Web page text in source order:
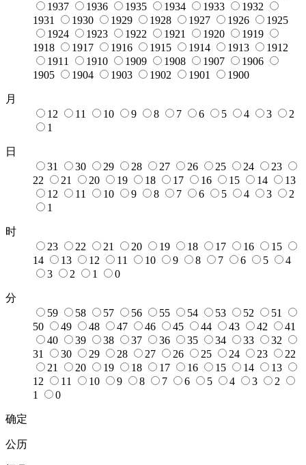
1937
1936 1935 1934 1933
1932
1931
1930 1929 1928 1927 1926
1925
1924
1923 1922 1921 1920
1919
1918
1917 1916 1915 1914 1913
1912
1911
1910 1909 1908 1907
1906
1905
1904 1903 1902 1901 1900
月
12
11 10 9 8 7 6 5 4 3
2
1
日
31
30 29 28 27 26 25 24
23
22
21 20 19 18 17 16 15 14
13
12
11 10 9 8 7 6 5 4 3
2
1
时
23
22 21 20 19 18 17 16
15
14
13 12 11 10 9 8 7 6 5
4
3
2 1 0
分
59
58 57 56 55 54 53 52
51
50
49 48 47 46 45 44 43 42
41
40
39 38 37 36 35 34 33
32
31
30 29 28 27 26 25 24 23
22
21
20 19 18 17 16 15 14
13
12
11 10 9 8 7 6 5 4 3
2
1
0
确定
公历